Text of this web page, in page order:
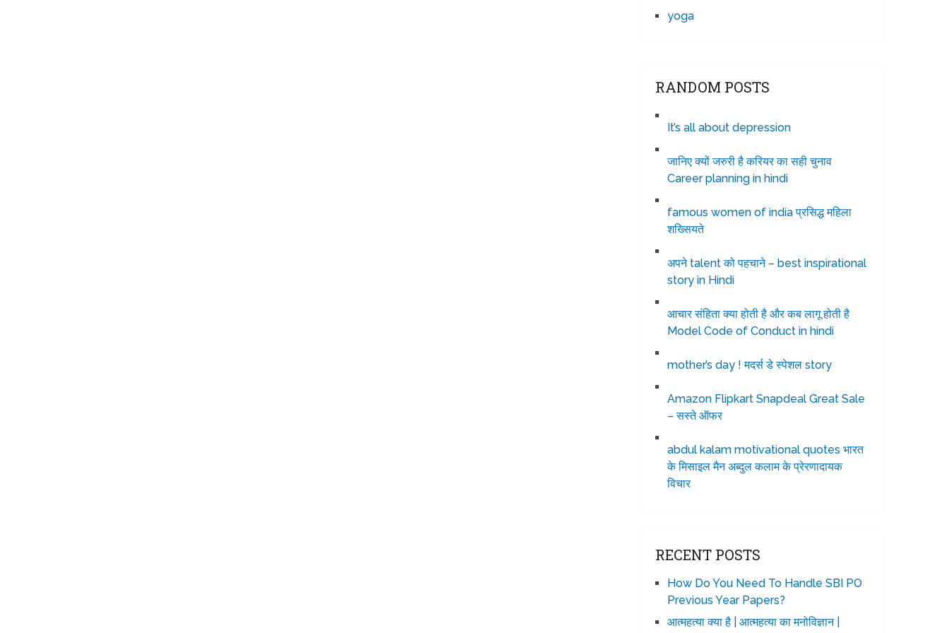
yoga
RANDOM POSTS
It’s all about depression
जानिए क्यों जरुरी है करियर का सही चुनाव
Career planning in hindi
famous women of india प्रसिद्ध महिला
शख्सियते
अपने talent को पहचाने – best inspirational
story in Hindi
आचार संहिता क्या होती है और कब लागू होती है
Model Code of Conduct in hindi
mother’s day ! मदर्स डे स्पेशल story
Amazon Flipkart Snapdeal Great Sale
– सस्ते ऑफर
abdul kalam motivational quotes भारत
के मिसाइल मैन अब्दुल कलाम के प्रेरणादायक
विचार
RECENT POSTS
How Do You Need To Handle SBI PO
Previous Year Papers?
आत्महत्या क्या है | आत्महत्या का मनोविज्ञान |